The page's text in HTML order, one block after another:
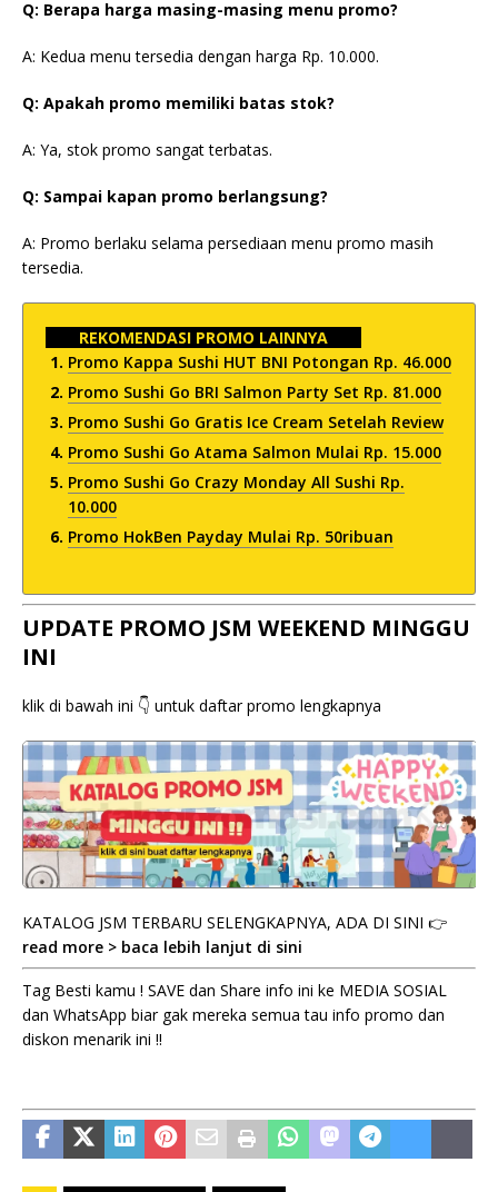
Q: Berapa harga masing-masing menu promo?
A: Kedua menu tersedia dengan harga Rp. 10.000.
Q: Apakah promo memiliki batas stok?
A: Ya, stok promo sangat terbatas.
Q: Sampai kapan promo berlangsung?
A: Promo berlaku selama persediaan menu promo masih
tersedia.
REKOMENDASI PROMO LAINNYA
Promo Kappa Sushi HUT BNI Potongan Rp. 46.000
Promo Sushi Go BRI Salmon Party Set Rp. 81.000
Promo Sushi Go Gratis Ice Cream Setelah Review
Promo Sushi Go Atama Salmon Mulai Rp. 15.000
Promo Sushi Go Crazy Monday All Sushi Rp.
10.000
Promo HokBen Payday Mulai Rp. 50ribuan
UPDATE PROMO JSM WEEKEND MINGGU
INI
klik di bawah ini 👇 untuk daftar promo lengkapnya
KATALOG JSM TERBARU SELENGKAPNYA, ADA DI SINI 👉
read more > baca lebih lanjut di sini
Tag Besti kamu ! SAVE dan Share info ini ke MEDIA SOSIAL
dan WhatsApp biar gak mereka semua tau info promo dan
diskon menarik ini !!